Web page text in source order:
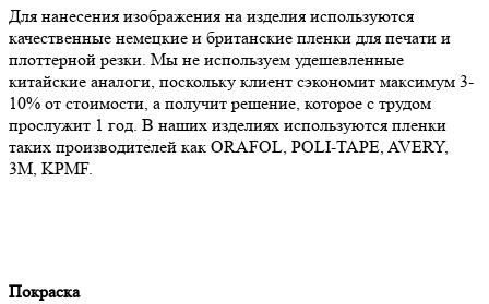
Для нанесения изображения на изделия используются
качественные немецкие и британские пленки для печати и
плоттерной резки. Мы не используем удешевленные
китайские аналоги, поскольку клиент сэкономит максимум 3-
10% от стоимости, а получит решение, которое с трудом
прослужит 1 год. В наших изделиях используются пленки
таких производителей как ORAFOL, POLI-TAPE, AVERY,
3M, KPMF.
Покраска